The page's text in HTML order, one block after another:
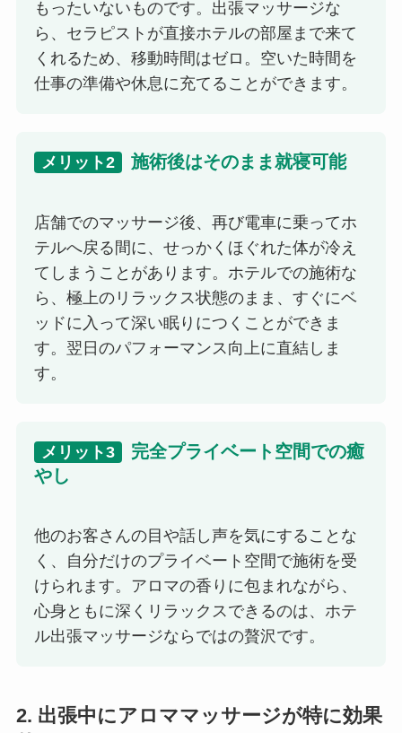
もったいないものです。出張マッサージな
ら、セラピストが直接ホテルの部屋まで来て
くれるため、移動時間はゼロ。空いた時間を
仕事の準備や休息に充てることができます。
メリット2 施術後はそのまま就寝可能
店舗でのマッサージ後、再び電車に乗ってホ
テルへ戻る間に、せっかくほぐれた体が冷え
てしまうことがあります。ホテルでの施術な
ら、極上のリラックス状態のまま、すぐにベ
ッドに入って深い眠りにつくことができま
す。翌日のパフォーマンス向上に直結しま
す。
メリット3
完全プライベート空間での癒
やし
他のお客さんの目や話し声を気にすることな
く、自分だけのプライベート空間で施術を受
けられます。アロマの香りに包まれながら、
心身ともに深くリラックスできるのは、ホテ
ル出張マッサージならではの贅沢です。
2. 出張中にアロママッサージが特に効果